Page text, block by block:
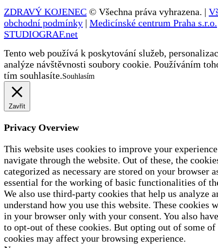
ZDRAVÝ KOJENEC © Všechna práva vyhrazena. |
obchodní podmínky | Medicínské centrum Praha s.r.o.
STUDIOGRAF.net
Tento web používá k poskytování služeb,
analýze návštěvnosti soubory cookie. Používáním
tím souhlasíte.Souhlasím
Zavřít
Privacy Overview
This website uses cookies to improve your
navigate through the website. Out of these, the
categorized as necessary are stored on your browser
essential for the working of basic functionalities of
We also use third-party cookies that help us analyze
understand how you use this website. These cookies
in your browser only with your consent. You also
to opt-out of these cookies. But opting out of some of
cookies may affect your browsing experience.